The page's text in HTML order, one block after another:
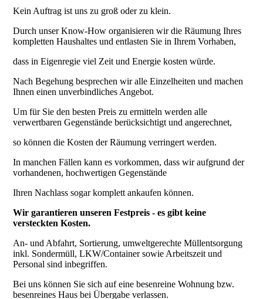
Kein Auftrag ist uns zu groß oder zu klein.
Durch unser Know-How organisieren wir die Räumung Ihres
kompletten Haushaltes und entlasten Sie in Ihrem Vorhaben,
dass in Eigenregie viel Zeit und Energie kosten würde.
Nach Begehung besprechen wir alle Einzelheiten und machen
Ihnen einen unverbindliches Angebot.
Um für Sie den besten Preis zu ermitteln werden alle
verwertbaren Gegenstände berücksichtigt und angerechnet,
so können die Kosten der Räumung verringert werden.
In manchen Fällen kann es vorkommen, dass wir aufgrund der
vorhandenen, hochwertigen Gegenstände
Ihren Nachlass sogar komplett ankaufen können.
Wir garantieren unseren Festpreis - es gibt keine
versteckten Kosten.
An- und Abfahrt, Sortierung, umweltgerechte Müllentsorgung
inkl. Sondermüll, LKW/Container sowie Arbeitszeit und
Personal sind inbegriffen.
Bei uns können Sie sich auf eine besenreine Wohnung bzw.
besenreines Haus bei Übergabe verlassen.